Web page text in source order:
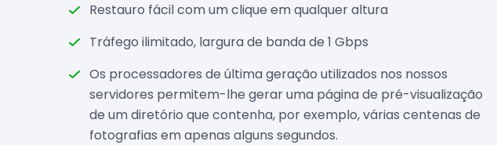
Restauro fácil com um clique em qualquer altura
Tráfego ilimitado, largura de banda de 1 Gbps
Os processadores de última geração utilizados nos nossos
servidores permitem-lhe gerar uma página de pré-visualização
de um diretório que contenha, por exemplo, várias centenas de
fotografias em apenas alguns segundos.